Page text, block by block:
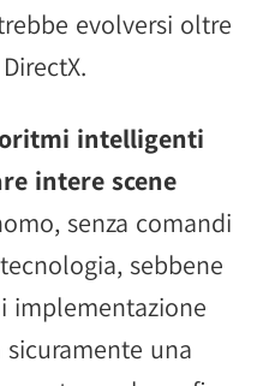
evolversi oltre
intelligenti
intere scene
senza comandi
sebbene
implementazione
una